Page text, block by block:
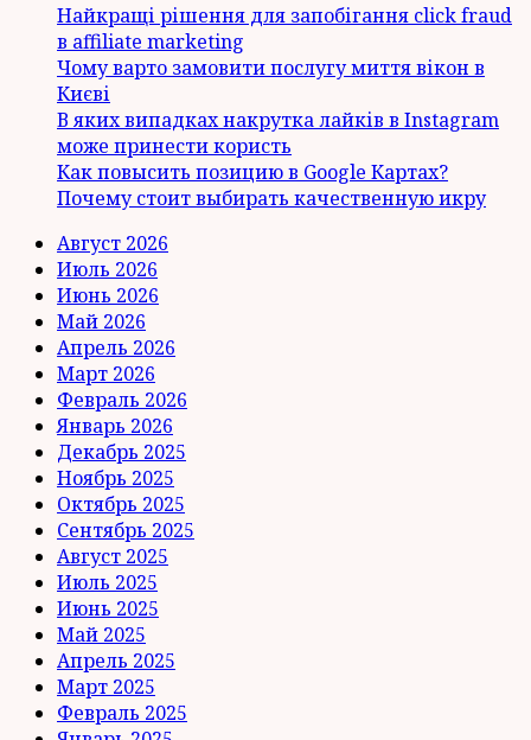
Найкращі рішення для запобігання click fraud
в affiliate marketing
Чому варто замовити послугу миття вікон в
Києві
В яких випадках накрутка лайків в Instagram
може принести користь
Как повысить позицию в Google Картах?
Почему стоит выбирать качественную икру
Август 2026
Июль 2026
Июнь 2026
Май 2026
Апрель 2026
Март 2026
Февраль 2026
Январь 2026
Декабрь 2025
Ноябрь 2025
Октябрь 2025
Сентябрь 2025
Август 2025
Июль 2025
Июнь 2025
Май 2025
Апрель 2025
Март 2025
Февраль 2025